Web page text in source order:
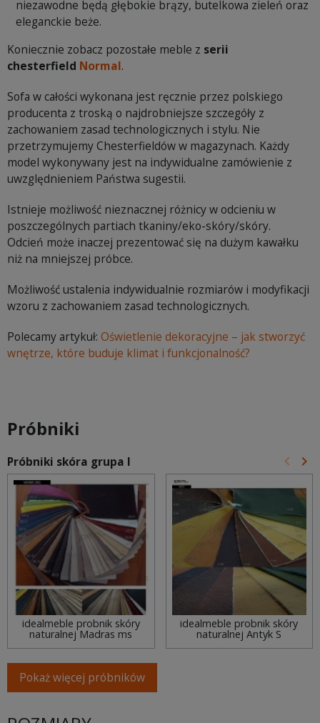
niezawodne będą głębokie brązy, butelkowa zieleń oraz
eleganckie beże.
Koniecznie zobacz pozostałe meble z serii
chesterfield Normal.
Sofa w całości wykonana jest ręcznie przez polskiego
producenta z troską o najdrobniejsze szczegóły z
zachowaniem zasad technologicznych i stylu. Nie
przetrzymujemy Chesterfieldów w magazynach. Każdy
model wykonywany jest na indywidualne zamówienie z
uwzględnieniem Państwa sugestii.
Istnieje możliwość nieznacznej różnicy w odcieniu w
poszczególnych partiach tkaniny/eko-skóry/skóry.
Odcień może inaczej prezentować się na dużym kawałku
niż na mniejszej próbce.
Możliwość ustalenia indywidualnie rozmiarów i modyfikacji
wzoru z zachowaniem zasad technologicznych.
Polecamy artykuł: Oświetlenie dekoracyjne – jak stworzyć
wnętrze, które buduje klimat i funkcjonalność?
Próbniki
Próbniki skóra grupa I keyboard_arrow_left keyboard_arrow_right
idealmeble probnik skóry
naturalnej Madras ms
idealmeble probnik skóry
naturalnej Antyk S
Pokaż więcej próbników